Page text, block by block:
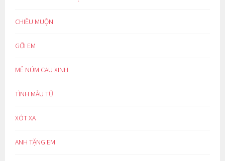
CHIỀU MUỘN
GỞI EM
MÊ NÚM CAU XINH
TÌNH MẪU TỬ
XÓT XA
ANH TẶNG EM